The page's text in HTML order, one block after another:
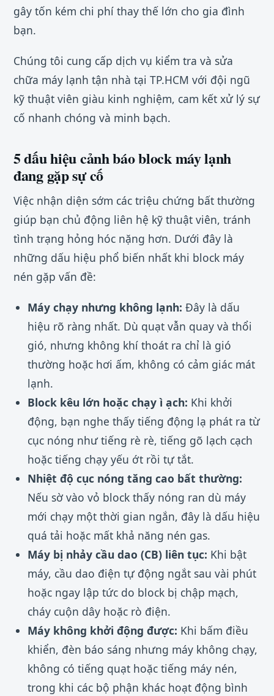
gây tốn kém chi phí thay thế lớn cho gia đình
bạn.
Chúng tôi cung cấp dịch vụ kiểm tra và sửa
chữa máy lạnh tận nhà tại TP.HCM với đội ngũ
kỹ thuật viên giàu kinh nghiệm, cam kết xử lý sự
cố nhanh chóng và minh bạch.
5 dấu hiệu cảnh báo block máy lạnh
đang gặp sự cố
Việc nhận diện sớm các triệu chứng bất thường
giúp bạn chủ động liên hệ kỹ thuật viên, tránh
tình trạng hỏng hóc nặng hơn. Dưới đây là
những dấu hiệu phổ biến nhất khi block máy
nén gặp vấn đề:
Máy chạy nhưng không lạnh: Đây là dấu
hiệu rõ ràng nhất. Dù quạt vẫn quay và thổi
gió, nhưng không khí thoát ra chỉ là gió
thường hoặc hơi ấm, không có cảm giác mát
lạnh.
Block kêu lớn hoặc chạy ì ạch: Khi khởi
động, bạn nghe thấy tiếng động lạ phát ra từ
cục nóng như tiếng rè rè, tiếng gõ lạch cạch
hoặc tiếng chạy yếu ớt rồi tự tắt.
Nhiệt độ cục nóng tăng cao bất thường:
Nếu sờ vào vỏ block thấy nóng ran dù máy
mới chạy một thời gian ngắn, đây là dấu hiệu
quá tải hoặc mất khả năng nén gas.
Máy bị nhảy cầu dao (CB) liên tục: Khi bật
máy, cầu dao điện tự động ngắt sau vài phút
hoặc ngay lập tức do block bị chập mạch,
cháy cuộn dây hoặc rò điện.
Máy không khởi động được: Khi bấm điều
khiển, đèn báo sáng nhưng máy không chạy,
không có tiếng quạt hoặc tiếng máy nén,
trong khi các bộ phận khác hoạt động bình